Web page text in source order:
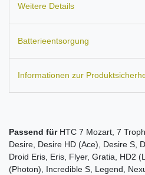
Weitere Details
Batterieentsorgung
Informationen zur
Passend fürHTC 7 Mozart, 7
Desire, Desire HD (Ace), Desire S,
Droid Eris, Eris, Flyer, Gratia, HD2
(Photon), Incredible S, Legend,